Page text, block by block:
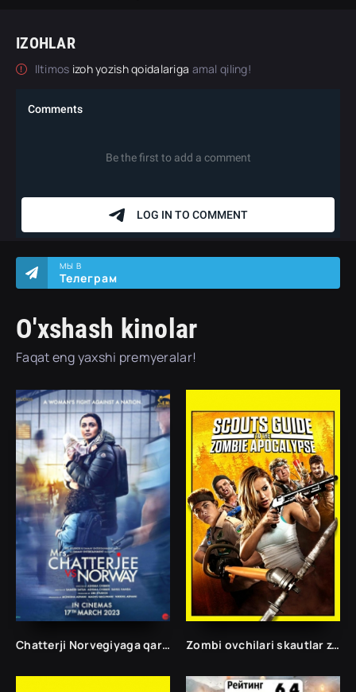
IZOHLAR
Iltimos izoh yozish qoidalariga amal qiling!
O'xshash kinolar
Faqat eng yaxshi premyeralar!
МЫ В
Телеграм
Chatterji Norvegiyaga qarshi / Bolamni qaytarib bering Hind kino Uzbek tilida 2023 O'zbekch Zombi ovchilari skautlar zombilarga qarshi Ujas